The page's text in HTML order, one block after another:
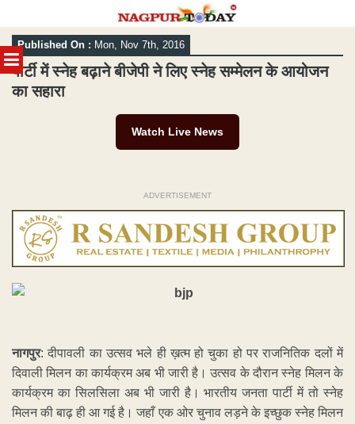
MENU
Skip
to
content
Published On : Mon, Nov 7th, 2016
पार्टी में स्नेह बढ़ाने बीजेपी ने लिए स्नेह सम्मेलन के आयोजन
का सहारा
Watch Live News
ADVERTISEMENT
नागपुर: दीपावली का उत्सव भले ही ख़त्म हो चुका हो पर राजनितिक दलों में
दिवाली मिलन का कार्यक्रम अब भी जारी है। उत्सव के दौरान स्नेह मिलन के
कार्यक्रम का सिलसिला अब भी जारी है। भारतीय जनता पार्टी में तो स्नेह
मिलन की बाढ़ ही आ गई है। जहाँ एक ओर चुनाव लड़ने के इच्छुक स्नेह मिलन